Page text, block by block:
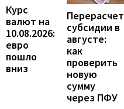
Курс
валют на
10.08.2026:
евро
пошло
вниз
Перерасчет
субсидии в
августе:
как
проверить
новую
сумму
через ПФУ